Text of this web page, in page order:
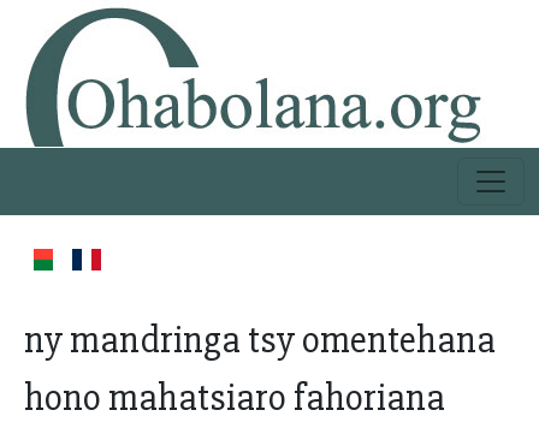
ny mandringa tsy omentehana
hono mahatsiaro fahoriana